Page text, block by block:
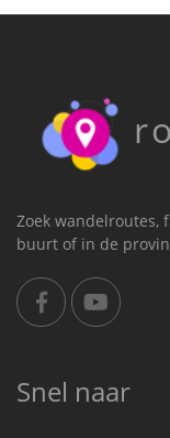
Zoek wandelroutes,
buurt of in de
Snel naar